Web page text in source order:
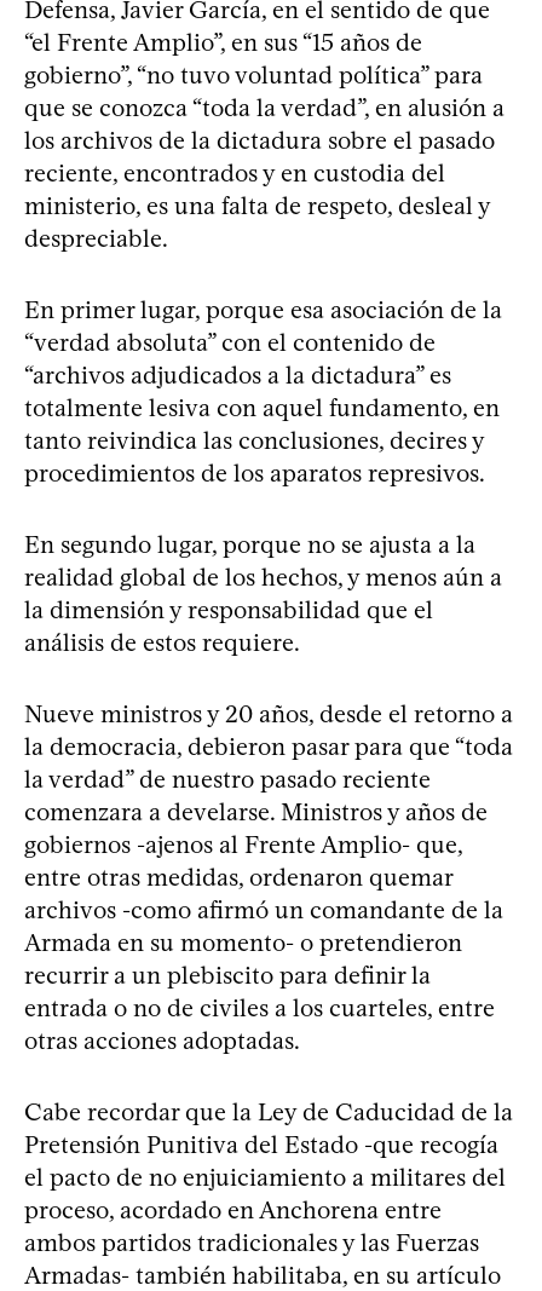
Defensa, Javier García, en el sentido de que
“el Frente Amplio”, en sus “15 años de
gobierno”, “no tuvo voluntad política” para
que se conozca “toda la verdad”, en alusión a
los archivos de la dictadura sobre el pasado
reciente, encontrados y en custodia del
ministerio, es una falta de respeto, desleal y
despreciable.
En primer lugar, porque esa asociación de la
“verdad absoluta” con el contenido de
“archivos adjudicados a la dictadura” es
totalmente lesiva con aquel fundamento, en
tanto reivindica las conclusiones, decires y
procedimientos de los aparatos represivos.
En segundo lugar, porque no se ajusta a la
realidad global de los hechos, y menos aún a
la dimensión y responsabilidad que el
análisis de estos requiere.
Nueve ministros y 20 años, desde el retorno a
la democracia, debieron pasar para que “toda
la verdad” de nuestro pasado reciente
comenzara a develarse. Ministros y años de
gobiernos -ajenos al Frente Amplio- que,
entre otras medidas, ordenaron quemar
archivos -como afirmó un comandante de la
Armada en su momento- o pretendieron
recurrir a un plebiscito para definir la
entrada o no de civiles a los cuarteles, entre
otras acciones adoptadas.
Cabe recordar que la Ley de Caducidad de la
Pretensión Punitiva del Estado -que recogía
el pacto de no enjuiciamiento a militares del
proceso, acordado en Anchorena entre
ambos partidos tradicionales y las Fuerzas
Armadas- también habilitaba, en su artículo